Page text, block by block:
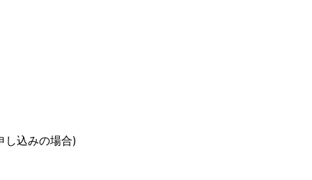
込みの場合)